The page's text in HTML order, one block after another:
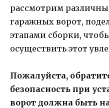
рассмотрим
гаражных ворот,
этапами сборки,
осуществить этот
Пожалуйста,
безопасность при
ворот должна быть